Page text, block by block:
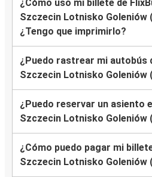
¿Cómo uso mi billete de
Szczecin Lotnisko Goleniów
¿Tengo que imprimirlo?
¿Puedo rastrear mi autobús
Szczecin Lotnisko Goleniów
¿Puedo reservar un asiento
Szczecin Lotnisko Goleniów
¿Cómo puedo pagar mi
Szczecin Lotnisko Goleniów